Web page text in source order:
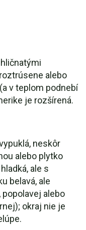
alebo
v teplom podnebí
je rozšírená.
neskôr
alebo plytko
ale s
belavá, ale
alebo
okraj nie je